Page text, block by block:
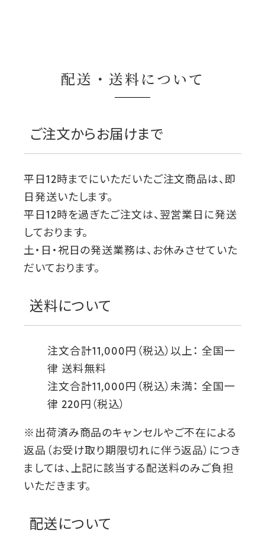
配送・送料について
ご注文からお届けまで
平日12時までにいただいたご注文商品は、即
日発送いたします。
平日12時を過ぎたご注文は、翌営業日に発送
しております。
土・日・祝日の発送業務は、お休みさせていた
だいております。
送料について
注文合計11,000円（税込）以上： 全国一
律 送料無料
注文合計11,000円（税込）未満： 全国一
律 220円（税込）
※出荷済み商品のキャンセルやご不在による
返品（お受け取り期限切れに伴う返品）につき
ましては、上記に該当する配送料のみご負担
いただきます。
配送について